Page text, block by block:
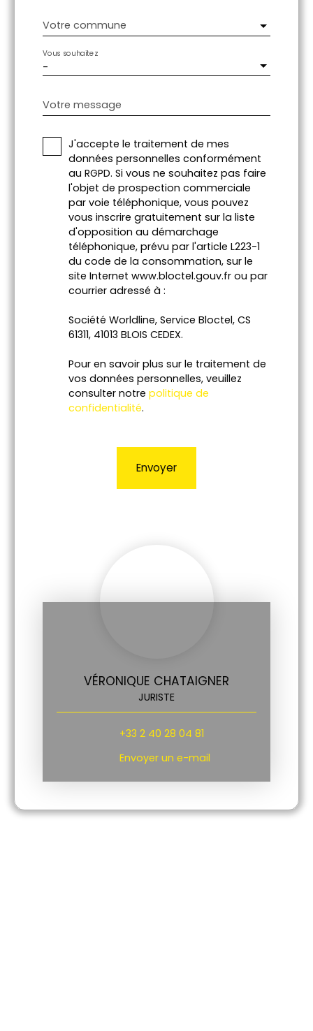
Votre commune
-
Vous souhaitez
Votre message
J'accepte le traitement de mes
données personnelles conformément
au RGPD. Si vous ne souhaitez pas faire
l'objet de prospection commerciale
par voie téléphonique, vous pouvez
vous inscrire gratuitement sur la liste
d'opposition au démarchage
téléphonique, prévu par l'article L223-1
du code de la consommation, sur le
site Internet www.bloctel.gouv.fr ou par
courrier adressé à :
Société Worldline, Service Bloctel, CS
61311, 41013 BLOIS CEDEX.
Pour en savoir plus sur le traitement de
vos données personnelles, veuillez
consulter notre politique de
confidentialité.
Envoyer
VÉRONIQUE CHATAIGNER
JURISTE
+33 2 40 28 04 81
Envoyer un e-mail